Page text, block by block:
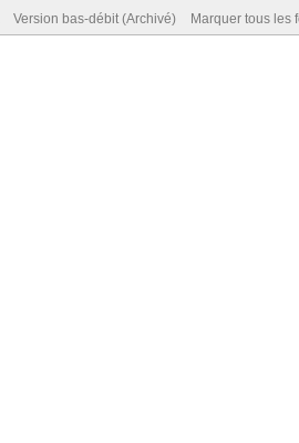
Version bas-débit (Archivé) Marquer tous les